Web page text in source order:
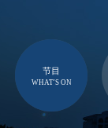
节目
WHAT'S ON